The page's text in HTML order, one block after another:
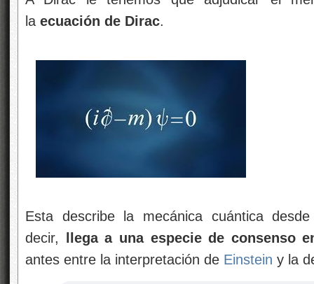
la ecuación de Dirac.
Esta describe la mecánica cuántica
decir,
llega a una especie de consenso
antes entre la interpretación de Einstein y la